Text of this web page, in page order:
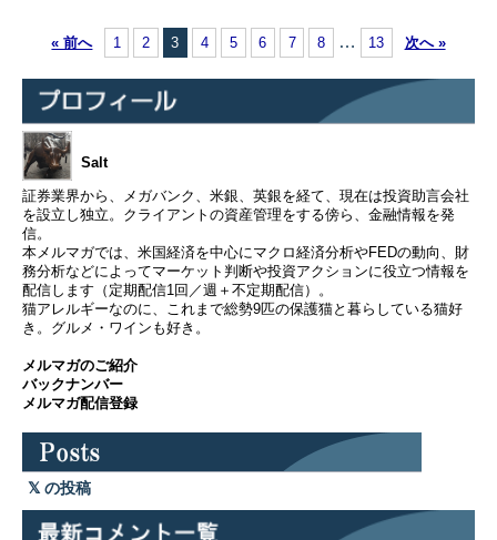
« 前へ 1 2 3 4 5 6 7 8 … 13 次へ »
Salt
証券業界から、メガバンク、米銀、英銀を経て、現在は投資助言会社
を設立し独立。クライアントの資産管理をする傍ら、金融情報を発
信。
本メルマガでは、米国経済を中心にマクロ経済分析やFEDの動向、財
務分析などによってマーケット判断や投資アクションに役立つ情報を
配信します（定期配信1回／週＋不定期配信）。
猫アレルギーなのに、これまで総勢9匹の保護猫と暮らしている猫好
き。グルメ・ワインも好き。
メルマガのご紹介
バックナンバー
メルマガ配信登録
の投稿